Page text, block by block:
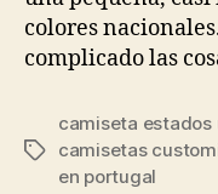
colores
complicado las
Etiquetas
camiseta
camisetas
en portugal